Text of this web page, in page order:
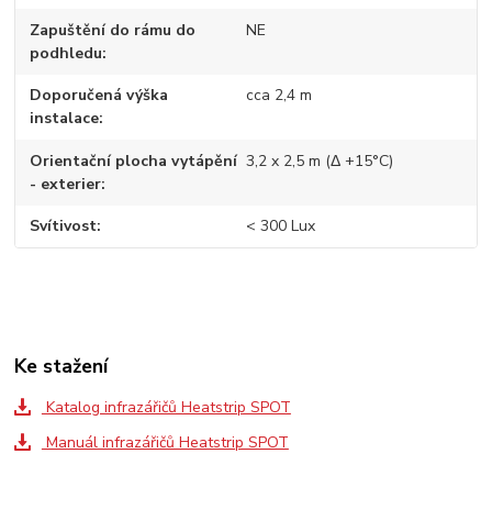
Zapuštění do rámu do
podhledu
NE
Doporučená výška
instalace
cca 2,4 m
Orientační plocha vytápění
- exterier
3,2 x 2,5 m (Δ +15°C)
Svítivost < 300 Lux
Ke stažení
Katalog infrazářičů Heatstrip SPOT
Manuál infrazářičů Heatstrip SPOT